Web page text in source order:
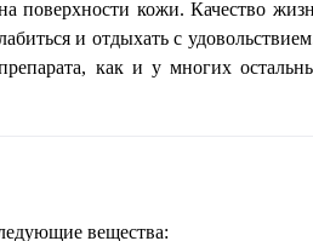
поверхности кожи. Качество
и отдыхать с
как и у многих
вещества: